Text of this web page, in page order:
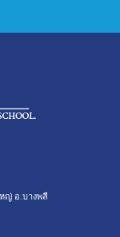
ญ่ อ.บางพลี